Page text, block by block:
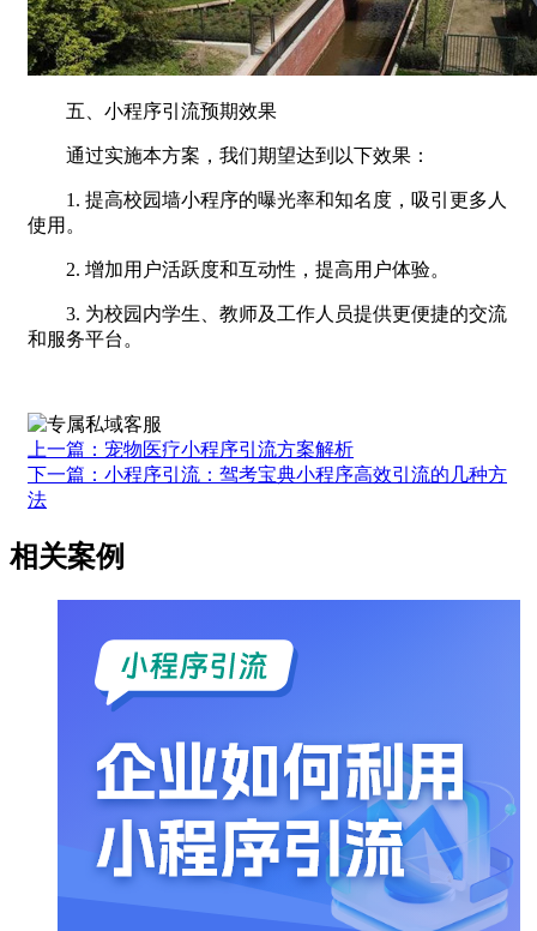
五、小程序引流预期效果
通过实施本方案，我们期望达到以下效果：
1. 提高校园墙小程序的曝光率和知名度，吸引更多人
使用。
2. 增加用户活跃度和互动性，提高用户体验。
3. 为校园内学生、教师及工作人员提供更便捷的交流
和服务平台。
上一篇：宠物医疗小程序引流方案解析
下一篇：小程序引流：驾考宝典小程序高效引流的几种方
法
相关案例